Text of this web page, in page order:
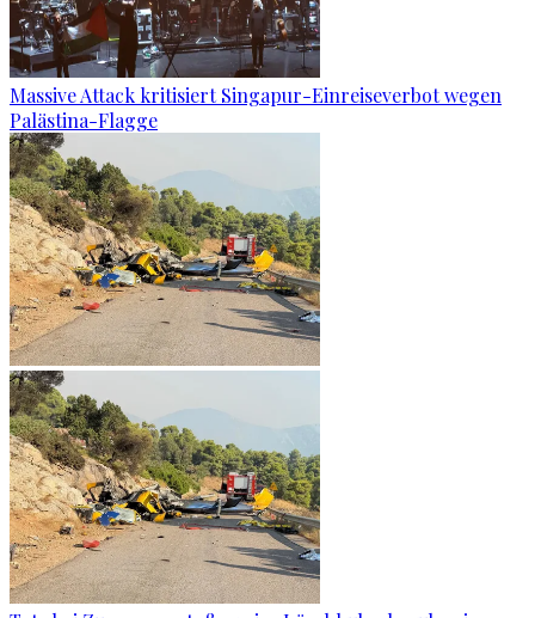
Massive Attack kritisiert Singapur-Einreiseverbot wegen
Palästina-Flagge